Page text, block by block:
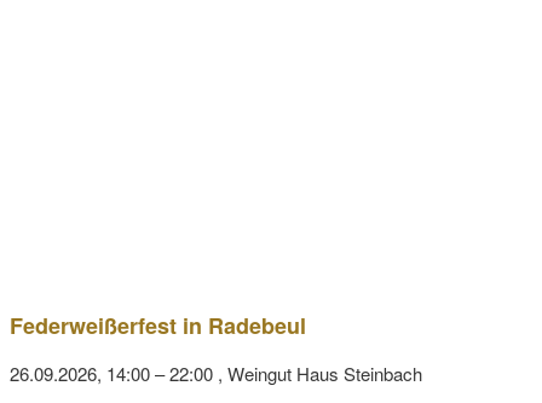
Federweißerfest in Radebeul
26.09.2026, 14:00–22:00 , Weingut Haus Steinbach